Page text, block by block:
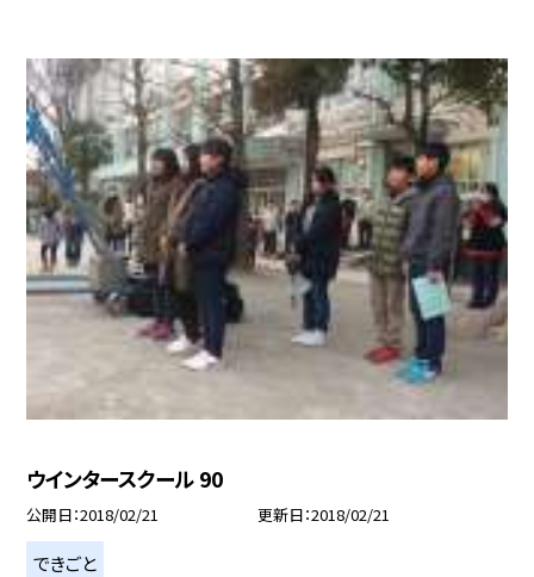
ウインタースクール 90
公開日 2018/02/21 更新日 2018/02/21
できごと